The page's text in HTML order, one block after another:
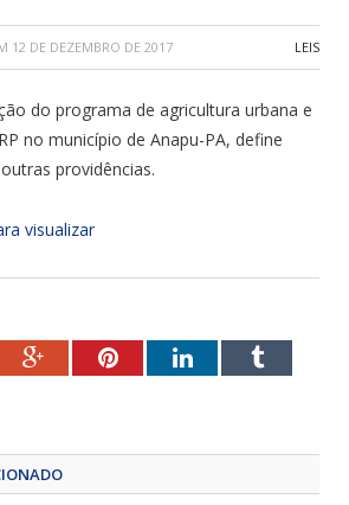
12 DE DEZEMBRO DE 2017 LEIS
do programa de agricultura urbana e
no município de Anapu-PA, define
providências.
visualizar
Google+PinterestLinkedInTumblr